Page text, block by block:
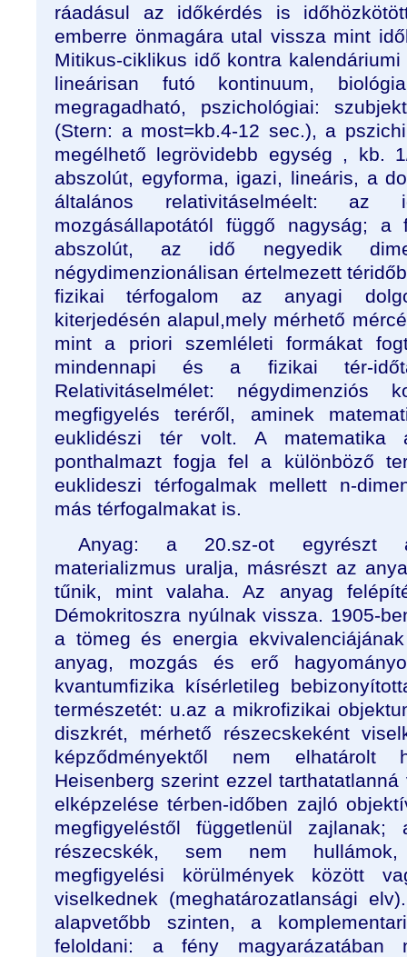
ráadásul az időkérdés is
emberre önmagára utal vissza mint
Mitikus-ciklikus idő kontra
lineárisan futó kontinuum,
megragadható, pszichológiai:
(Stern: a most=kb.4-12 sec.), a
megélhető legrövidebb egység , kb.
abszolút, egyforma, igazi, lineáris, a
általános relativitáselméelt: az
mozgásállapotától függő nagyság; a
abszolút, az idő negyedik
négydimenzionálisan értelmezett
fizikai térfogalom az anyagi
kiterjedésén alapul,mely mérhető
mint a priori szemléleti formákat
mindennapi és a fizikai tér-
Relativitáselmélet: négydimenziós
megfigyelés teréről, aminek
euklidészi tér volt. A matematika
ponthalmazt fogja fel a különböző
euklideszi térfogalmak mellett n-
más térfogalmakat is.
Anyag: a 20.sz-ot egyrészt a
materializmus uralja, másrészt az
tűnik, mint valaha. Az anyag
Démokritoszra nyúlnak vissza. 1905-
a tömeg és energia
anyag, mozgás és erő
kvantumfizika kísérletileg
természetét: u.az a mikrofizikai
diszkrét, mérhető részecskeként
képződményektől nem elhatárolt
Heisenberg szerint ezzel
elképzelése térben-időben zajló
megfigyeléstől függetlenül
részecskék, sem nem hullámok,
megfigyelési körülmények között
viselkednek (meghatározatlansági
alapvetőbb szinten, a
feloldani: a fény magyarázatában